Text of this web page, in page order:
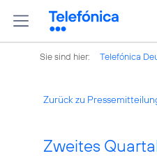
Sie sind hier: Telefónica
Zurück zu
Zweites